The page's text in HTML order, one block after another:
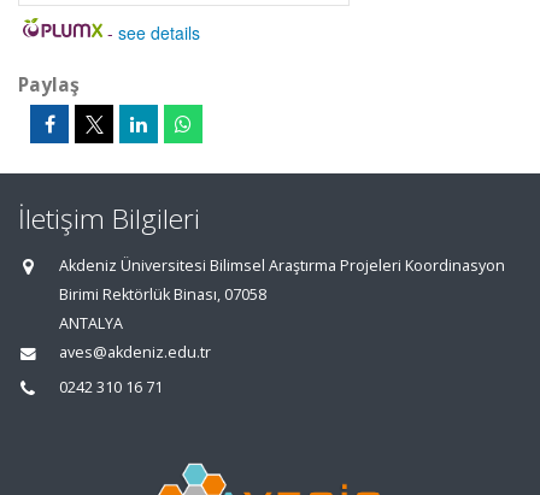
- see details
Paylaş
İletişim Bilgileri
Akdeniz Üniversitesi Bilimsel Araştırma Projeleri Koordinasyon
Birimi Rektörlük Binası, 07058
ANTALYA
aves@akdeniz.edu.tr
0242 310 16 71